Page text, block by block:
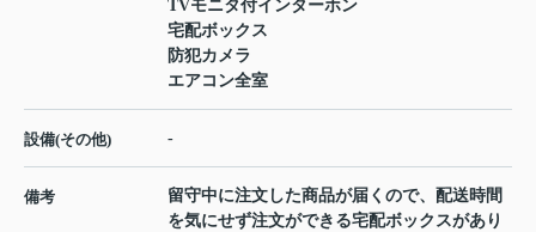
TVモニタ付インターホン
宅配ボックス
防犯カメラ
エアコン全室
設備(その他) -
備考
留守中に注文した商品が届くので、配送時間
を気にせず注文ができる宅配ボックスがあり